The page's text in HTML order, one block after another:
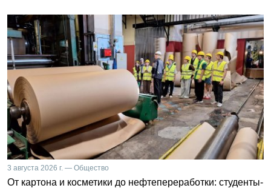
3 августа 2026 г. — Общество
От картона и косметики до нефтепереработки: студенты-